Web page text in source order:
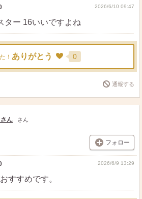
2026/6/10 09:47
ター 16いいですよね
！ ありがとう 0
通報する
ん さん
フォロー
2026/6/9 13:29
すすめです。